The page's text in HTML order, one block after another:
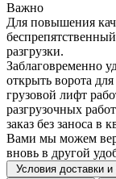
Важно
Для повышения
разгрузки.
Заблаговременно
открыть ворота
грузовой лифт
разгрузочных
заказ без заноса в
Вами мы можем
вновь в другой
Условия доставки